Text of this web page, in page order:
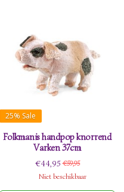
25% Sale
Folkmanis handpop knorrend
Varken 37cm
€44,95 €59,95
Niet beschikbaar